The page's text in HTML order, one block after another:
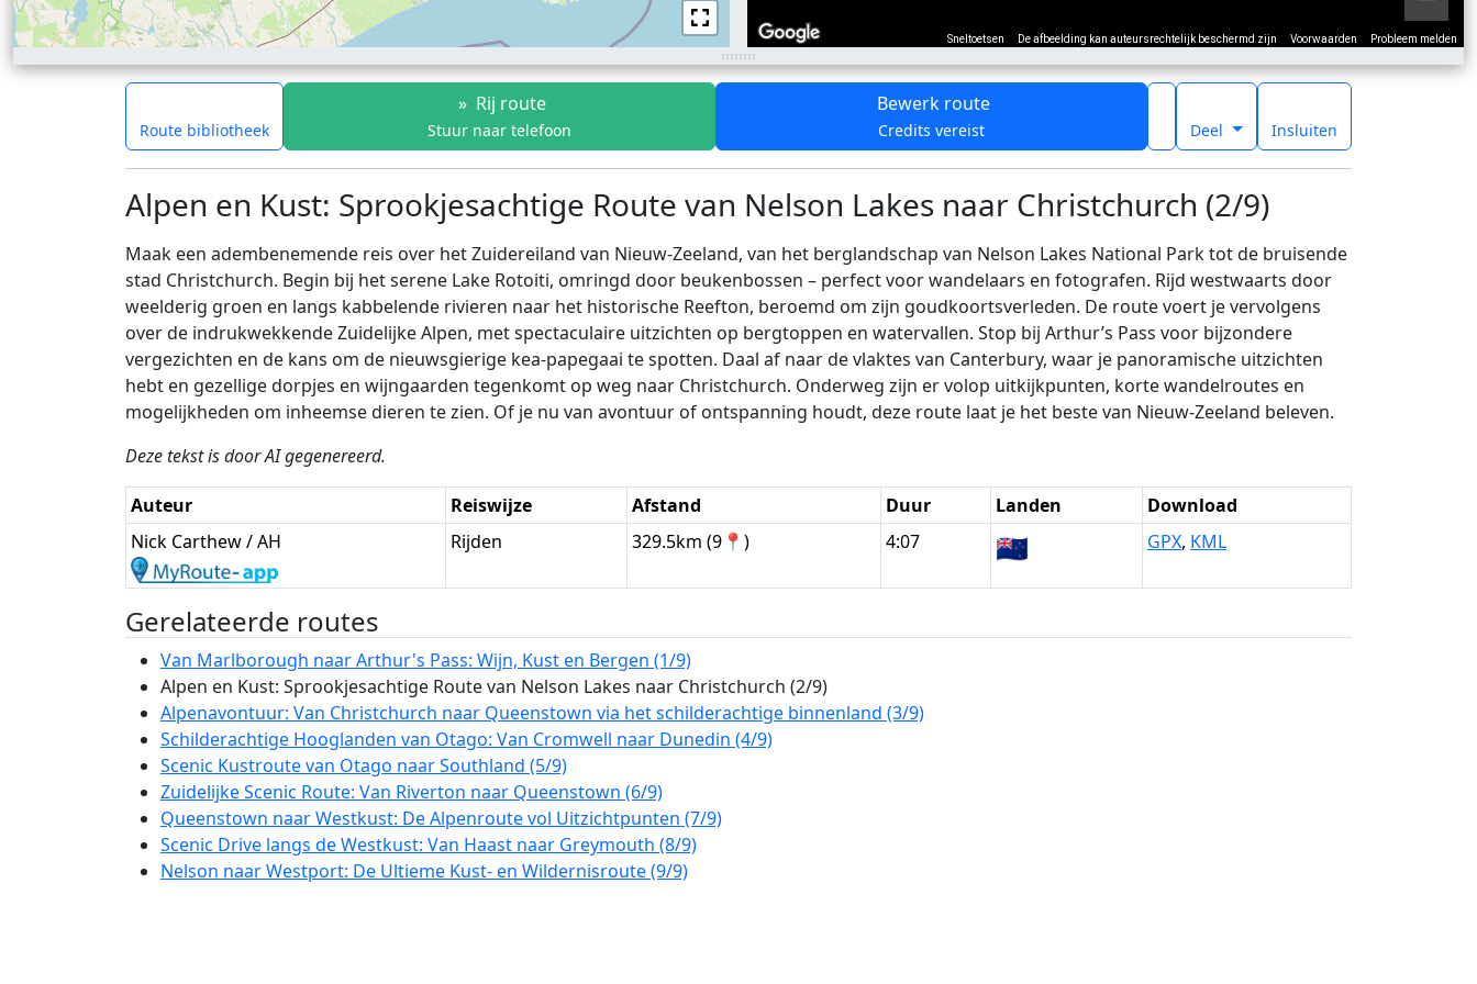
Sneltoetsen De afbeelding kan auteursrechtelijk beschermd zijn Voorwaarden Probleem melden
Route bibliotheek
» Rij route
Stuur naar telefoon
Bewerk route
Credits vereist Deel Insluiten
Alpen en Kust: Sprookjesachtige Route van Nelson Lakes naar Christchurch (2/9)
Maak een adembenemende reis over het Zuidereiland van Nieuw-Zeeland, van het berglandschap van Nelson Lakes National Park tot de bruisende
stad Christchurch. Begin bij het serene Lake Rotoiti, omringd door beukenbossen – perfect voor wandelaars en fotografen. Rijd westwaarts door
weelderig groen en langs kabbelende rivieren naar het historische Reefton, beroemd om zijn goudkoortsverleden. De route voert je vervolgens
over de indrukwekkende Zuidelijke Alpen, met spectaculaire uitzichten op bergtoppen en watervallen. Stop bij Arthur’s Pass voor bijzondere
vergezichten en de kans om de nieuwsgierige kea-papegaai te spotten. Daal af naar de vlaktes van Canterbury, waar je panoramische uitzichten
hebt en gezellige dorpjes en wijngaarden tegenkomt op weg naar Christchurch. Onderweg zijn er volop uitkijkpunten, korte wandelroutes en
mogelijkheden om inheemse dieren te zien. Of je nu van avontuur of ontspanning houdt, deze route laat je het beste van Nieuw-Zeeland beleven.
Deze tekst is door AI gegenereerd.
Auteur Reiswijze Afstand Duur Landen
Download
Nick Carthew / AH
Rijden 329.5km (9📍) 4:07 🇳🇿 GPX, KML
Gerelateerde routes
Van Marlborough naar Arthur's Pass: Wijn, Kust en Bergen (1/9)
Alpen en Kust: Sprookjesachtige Route van Nelson Lakes naar Christchurch (2/9)
Alpenavontuur: Van Christchurch naar Queenstown via het schilderachtige binnenland (3/9)
Schilderachtige Hooglanden van Otago: Van Cromwell naar Dunedin (4/9)
Scenic Kustroute van Otago naar Southland (5/9)
Zuidelijke Scenic Route: Van Riverton naar Queenstown (6/9)
Queenstown naar Westkust: De Alpenroute vol Uitzichtpunten (7/9)
Scenic Drive langs de Westkust: Van Haast naar Greymouth (8/9)
Nelson naar Westport: De Ultieme Kust- en Wildernisroute (9/9)